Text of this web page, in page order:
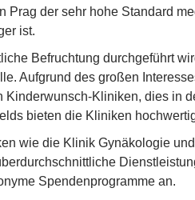
der sehr hohe Standard
ist.
Befruchtung durchgeführt
Aufgrund des großen
Kliniken, dies in
bieten die Kliniken
wie die Klinik Gynäkologie und
Spendenprogramme an.